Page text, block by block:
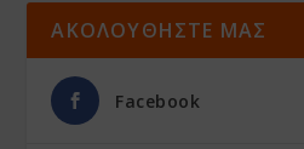
ΑΚΟΛΟΥΘΗΣΤΕ ΜΑΣ
Facebook